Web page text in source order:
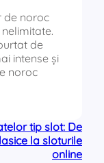
de noroc
de
intense și
noroc
tip slot: De
la sloturile
online